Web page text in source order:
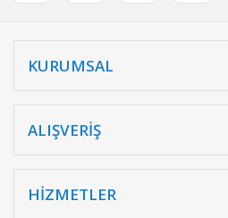
KURUMSAL
ALIŞVERİŞ
HİZMETLER